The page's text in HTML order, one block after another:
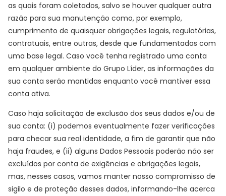
as quais foram coletados, salvo se houver qualquer outra
razão para sua manutenção como, por exemplo,
cumprimento de quaisquer obrigações legais, regulatórias,
contratuais, entre outras, desde que fundamentadas com
uma base legal. Caso você tenha registrado uma conta
em qualquer ambiente do Grupo Líder, as informações da
sua conta serão mantidas enquanto você mantiver essa
conta ativa.
Caso haja solicitação de exclusão dos seus dados e/ou de
sua conta: (i) podemos eventualmente fazer verificações
para checar sua real identidade, a fim de garantir que não
haja fraudes, e (ii) alguns Dados Pessoais poderão não ser
excluídos por conta de exigências e obrigações legais,
mas, nesses casos, vamos manter nosso compromisso de
sigilo e de proteção desses dados, informando-lhe acerca